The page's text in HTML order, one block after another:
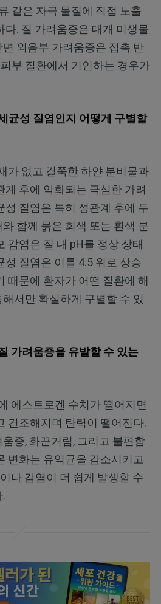
같은 자극 물질에 직접 노출
다. 질 가려움증은 대개 미생물
외음부 가려움증은 접촉 반
부 질환에서 기인하는 경우가
균성 질염인지 어떻게 구별할
가 없고 걸쭉한 하얀 분비물과
계 후에 악화되는 극심한 가려
성 질염은 특히 성관계 후에 두
함께 묽은 회색 또는 흰색 분
감염은 질 내 pH를 정상 상태
성 질염은 이를 4.5 위로 상승
때문에 환자가 어떤 질환에 해
서만 확실하게 구별할 수 있
가려움증을 유발할 수 있는
에스트로겐 수치가 떨어지면
건조해지며 탄력이 떨어진다.
증, 화끈거림, 그리고 불편함
변화는 유익균을 감소시키고
나 감염이 더 쉽게 발생할 수